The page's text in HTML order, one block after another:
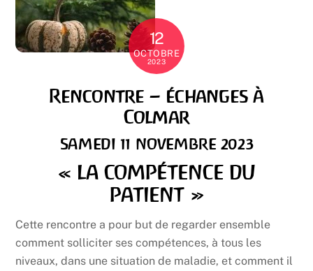
12
OCTOBRE
2023
Rencontre – échanges à
Colmar
SAMEDI 11 NOVEMBRE 2023
« LA COMPÉTENCE DU
PATIENT »
Cette rencontre a pour but de regarder ensemble
comment solliciter ses compétences, à tous les
niveaux, dans une situation de maladie, et comment il